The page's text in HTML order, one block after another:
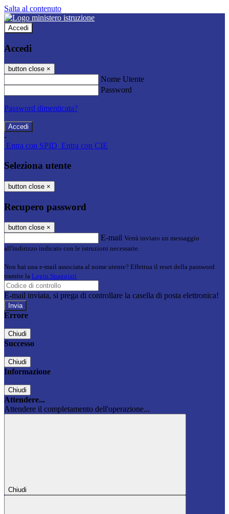
Salta al contenuto
Accedi
Accedi
button close ×
Nome Utente
Password
Password dimenticata?
-
Entra con SPID Entra con CIE
Seleziona utente
button close ×
Recupero password
button close ×
E-mail Verrà inviato un messaggio
all'indirizzo indicato con le istruzioni necessarie.
Non hai una e-mail associata al nome utente? Effettua il reset della password
tramite la Login Spaggiari
E-mail inviata, si prega di controllare la casella di posta elettronica!
Errore
Chiudi
Successo
Chiudi
Informazione
Chiudi
Attendere...
Attendere il completamento dell'operazione...
Chiudi